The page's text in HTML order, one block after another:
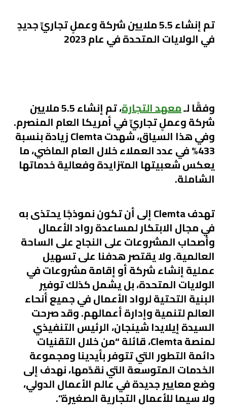
تم إنشاء 5.5 ملايين شركة وعملٍ تجاريٍّ جديدٍ
في الولايات المتحدة في عام 2023
وفقًا لـمعهد التجارة ، تم إنشاء 5.5 ملايين
شركة وعملٍ تجاريٍّ في أمريكا العام المنصرم.
وفي هذا السياق، شهدت Clemta زيادة بنسبة
433% في عدد العملاء خلال العام الماضي، ما
يعكس شعبيتها المتزايدة وفعالية خدماتها
الشاملة.
تهدف Clemta إلى أن تكون نموذجًا يحتذى به
في مجال الابتكار لمساعدة رواد الأعمال
وأصحاب المشروعات على النجاح على الساحة
العالمية. ولا يقتصر هدفنا على تسهيل
عملية إنشاء شركة أو إقامة مشروعات في
الولايات المتحدة، بل يشمل كذلك توفير
البنية التحتية لرواد الأعمال في جميع أنحاء
العالم لتنمية وإدارة أعمالهم. وقد صرحت
السيدة إيلايدا شينجان، الرئيس التنفيذي
لمنصة Clemta، قائلة “من خلال التقنيات
دائمة التطور التي تتوفر بأيدينا ومجموعة
الخدمات المتوسعة التي نقدّمها، نهدف إلى
وضع معايير جديدة في عالم الأعمال الدولي،
ولا سيما للأعمال التجارية الصغيرة”.